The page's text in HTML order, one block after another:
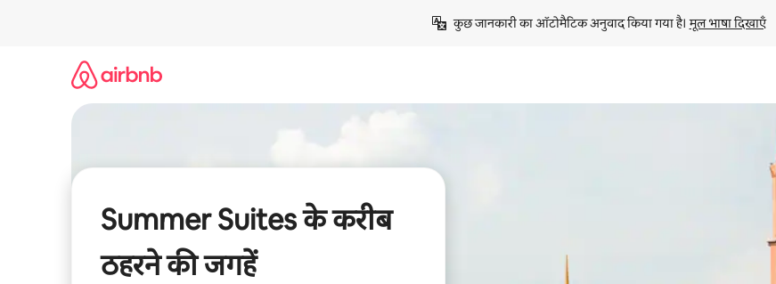
कुछ जानकारी का ऑटोमैटिक अनुवाद किया गया है। मूल भाषा दिखाएँ
Summer Suites के करीब
ठहरने की जगहें